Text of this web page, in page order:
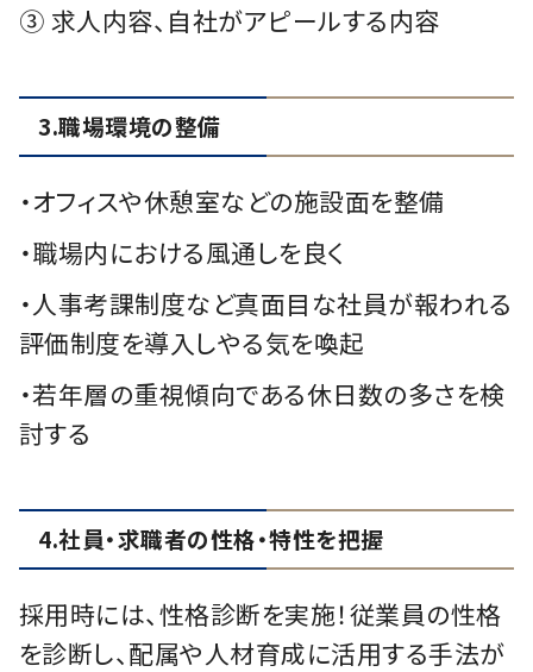
③ 求人内容、自社がアピールする内容
3.職場環境の整備
・オフィスや休憩室などの施設面を整備
・職場内における風通しを良く
・人事考課制度など真面目な社員が報われる
評価制度を導入しやる気を喚起
・若年層の重視傾向である休日数の多さを検
討する
4.社員・求職者の性格・特性を把握
採用時には、性格診断を実施！従業員の性格
を診断し、配属や人材育成に活用する手法が